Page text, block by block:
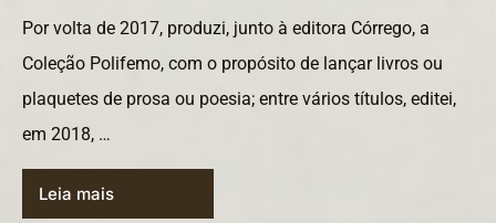
Por volta de 2017, produzi, junto à editora Córrego, a
Coleção Polifemo, com o propósito de lançar livros ou
plaquetes de prosa ou poesia; entre vários títulos, editei,
em 2018, …
Leia mais